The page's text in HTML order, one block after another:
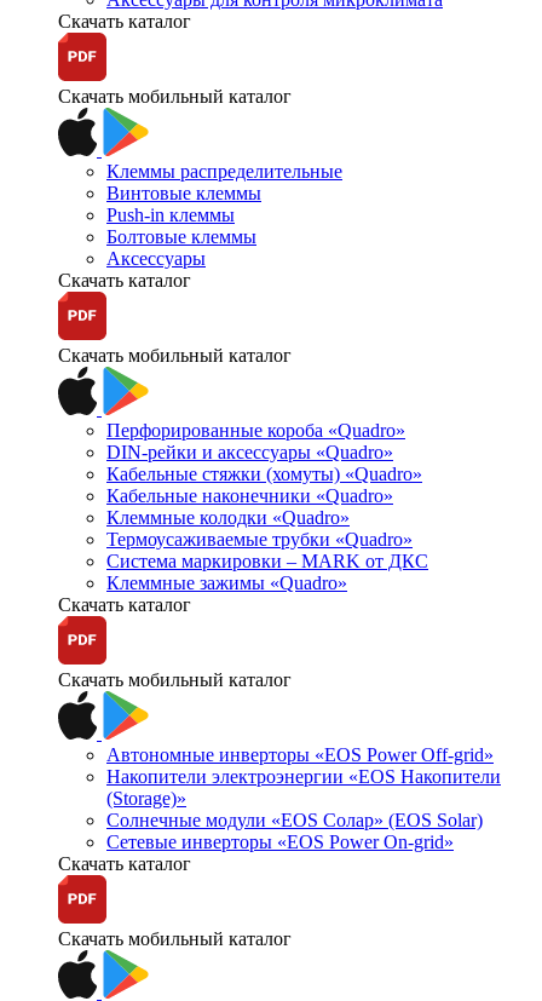
Скачать каталог
Скачать мобильный каталог
Клеммы распределительные
Винтовые клеммы
Push-in клеммы
Болтовые клеммы
Аксессуары
Скачать каталог
Скачать мобильный каталог
Перфорированные короба «Quadro»
DIN-рейки и аксессуары «Quadro»
Кабельные стяжки (хомуты) «Quadro»
Кабельные наконечники «Quadro»
Клеммные колодки «Quadro»
Термоусаживаемые трубки «Quadro»
Система маркировки – MARK от ДКС
Клеммные зажимы «Quadro»
Скачать каталог
Скачать мобильный каталог
Автономные инверторы «EOS Power Off-grid»
Накопители электроэнергии «EOS Накопители
(Storage)»
Солнечные модули «EOS Солар» (EOS Solar)
Сетевые инверторы «EOS Power On-grid»
Скачать каталог
Скачать мобильный каталог